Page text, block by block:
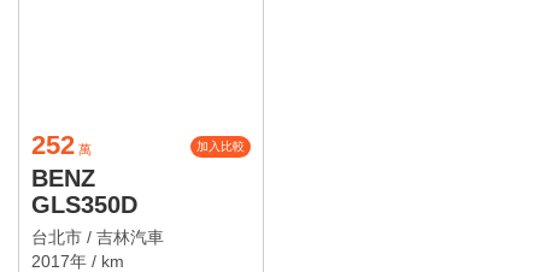
252 萬 加入比較
BENZ
GLS350D
台北市 / 吉林汽車
2017年 / km